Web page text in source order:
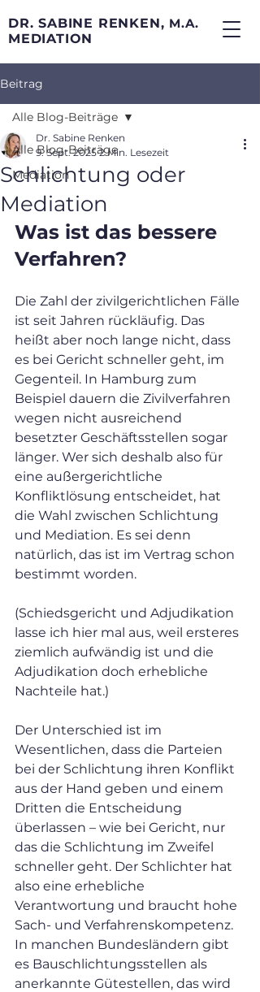
DR. SABINE RENKEN, M.A.
MEDIATION
Beitrag
Alle Blog-Beiträge
Mediation
Alle Blog-Beiträge
Schlichtung oder
Mediation
Dr. Sabine Renken
9. Sept. 2025 2 Min. Lesezeit
Was ist das bessere
Verfahren?
Die Zahl der zivilgerichtlichen Fälle
ist seit Jahren rückläufig. Das
heißt aber noch lange nicht, dass
es bei Gericht schneller geht, im
Gegenteil. In Hamburg zum
Beispiel dauern die Zivilverfahren
wegen nicht ausreichend
besetzter Geschäftsstellen sogar
länger. Wer sich deshalb also für
eine außergerichtliche
Konfliktlösung entscheidet, hat
die Wahl zwischen Schlichtung
und Mediation. Es sei denn
natürlich, das ist im Vertrag schon
bestimmt worden.
(Schiedsgericht und Adjudikation
lasse ich hier mal aus, weil ersteres
ziemlich aufwändig ist und die
Adjudikation doch erhebliche
Nachteile hat.)
Der Unterschied ist im
Wesentlichen, dass die Parteien
bei der Schlichtung ihren Konflikt
aus der Hand geben und einem
Dritten die Entscheidung
überlassen – wie bei Gericht, nur
das die Schlichtung im Zweifel
schneller geht. Der Schlichter hat
also eine erhebliche
Verantwortung und braucht hohe
Sach- und Verfahrenskompetenz.
In manchen Bundesländern gibt
es Bauschlichtungsstellen als
anerkannte Gütestellen, das wird